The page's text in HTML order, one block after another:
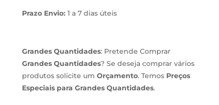
Prazo Envio: 1 a 7 dias úteis
Grandes Quantidades: Pretende Comprar
Grandes Quantidades? Se deseja comprar vários
produtos solicite um Orçamento. Temos Preços
Especiais para Grandes Quantidades.